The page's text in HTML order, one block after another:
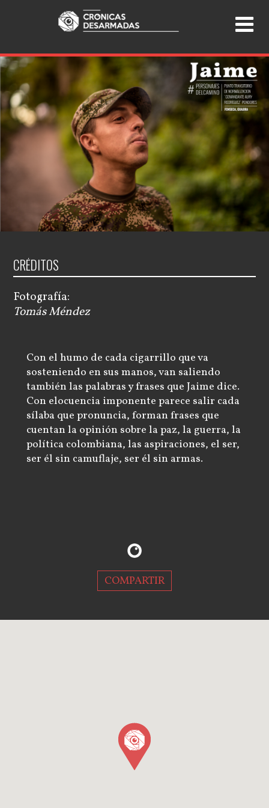
CRÉDITOS
Fotografía:
Tomás Méndez
Con el humo de cada cigarrillo que va
sosteniendo en sus manos, van saliendo
también las palabras y frases que Jaime dice.
Con elocuencia imponente parece salir cada
sílaba que pronuncia, forman frases que
cuentan la opinión sobre la paz, la guerra, la
política colombiana, las aspiraciones, el ser,
ser él sin camuflaje, ser él sin armas.
COMPARTIR